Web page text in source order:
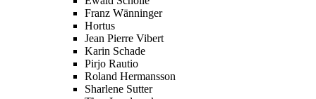
Franz Wänninger
Hortus
Jean Pierre Vibert
Karin Schade
Pirjo Rautio
Roland Hermansson
Sharlene Sutter